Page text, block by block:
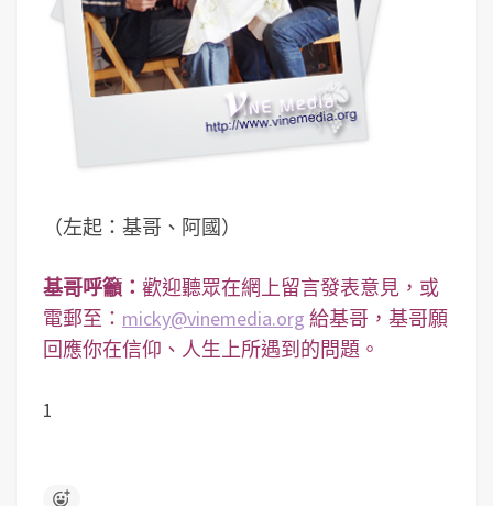
（左起：基哥、阿國）
基哥呼籲： 歡迎聽眾在網上留言發表意見，或
電郵至： micky@vinemedia.org 給基哥，基哥願
回應你在信仰、人生上所遇到的問題。
1